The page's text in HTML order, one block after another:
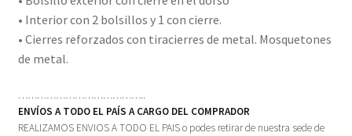
• Interior con 2 bolsillos y 1 con cierre.
• Cierres reforzados con tiracierres de metal. Mosquetones
de metal.
…………………………………..
ENVÍOS A TODO EL PAÍS A CARGO DEL COMPRADOR
REALIZAMOS ENVIOS A TODO EL PAIS o podes retirar de nuestra sede de